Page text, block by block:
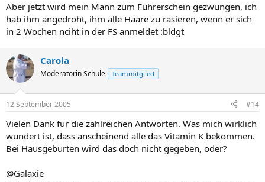
Aber jetzt wird mein Mann zum Führerschein gezwungen, ich
hab ihm angedroht, ihm alle Haare zu rasieren, wenn er sich
in 2 Wochen nciht in der FS anmeldet :bldgt
Carola
Moderatorin Schule Teammitglied
12 September 2005 #14
Vielen Dank für die zahlreichen Antworten. Was mich wirklich
wundert ist, dass anscheinend alle das Vitamin K bekommen.
Bei Hausgeburten wird das doch nicht gegeben, oder?
@Galaxie